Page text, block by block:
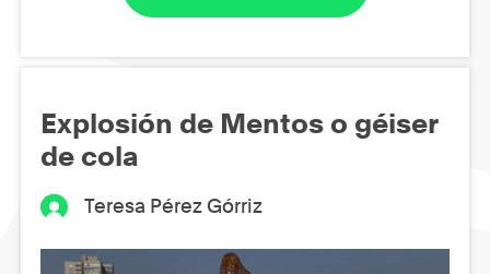
Explosión de Mentos o géiser
de cola
Teresa Pérez Górriz